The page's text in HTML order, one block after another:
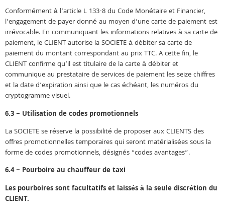
Conformément à l’article L 133-8 du Code Monétaire et Financier,
l’engagement de payer donné au moyen d’une carte de paiement est
irrévocable. En communiquant les informations relatives à sa carte de
paiement, le CLIENT autorise la SOCIETE à débiter sa carte de
paiement du montant correspondant au prix TTC. A cette fin, le
CLIENT confirme qu’il est titulaire de la carte à débiter et
communique au prestataire de services de paiement les seize chiffres
et la date d’expiration ainsi que le cas échéant, les numéros du
cryptogramme visuel.
6.3 – Utilisation de codes promotionnels
La SOCIETE se réserve la possibilité de proposer aux CLIENTS des
offres promotionnelles temporaires qui seront matérialisées sous la
forme de codes promotionnels, désignés “codes avantages”.
6.4 – Pourboire au chauffeur de taxi
Les pourboires sont facultatifs et laissés à la seule discrétion du
CLIENT.